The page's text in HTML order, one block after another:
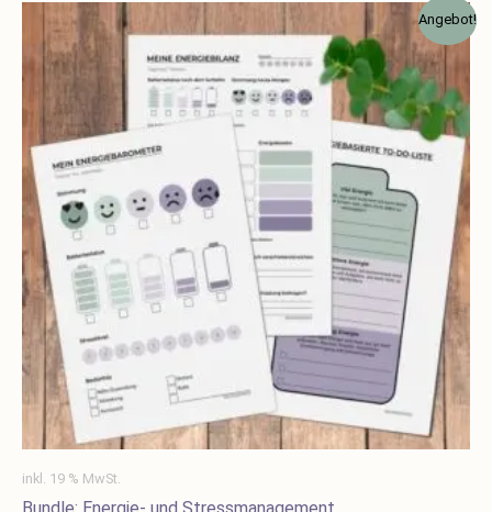
Angebot!
inkl. 19 % MwSt.
Ursprünglicher
Preis
war:
Preis
3,99 €.